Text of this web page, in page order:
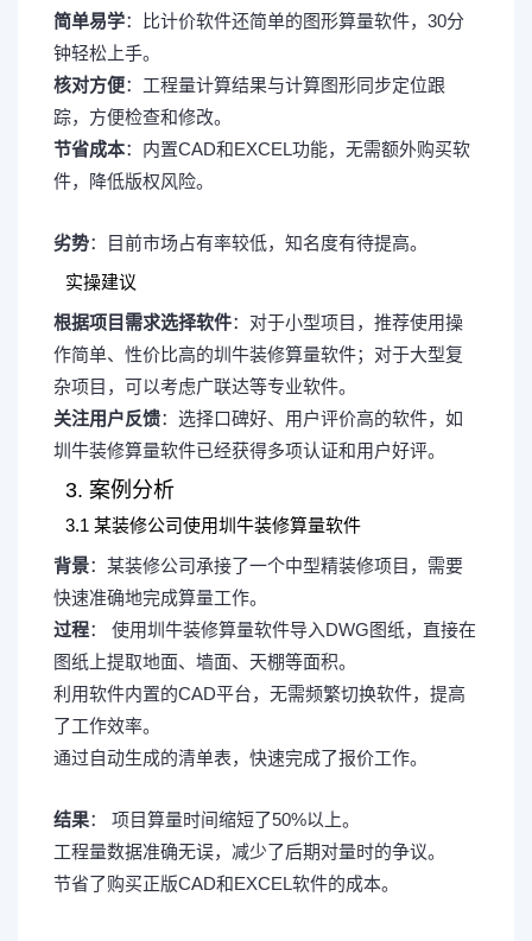
简单易学：比计价软件还简单的图形算量软件，30分
钟轻松上手。
核对方便：工程量计算结果与计算图形同步定位跟
踪，方便检查和修改。
节省成本：内置CAD和EXCEL功能，无需额外购买软
件，降低版权风险。
劣势：目前市场占有率较低，知名度有待提高。
实操建议
根据项目需求选择软件：对于小型项目，推荐使用操
作简单、性价比高的圳牛装修算量软件；对于大型复
杂项目，可以考虑广联达等专业软件。
关注用户反馈：选择口碑好、用户评价高的软件，如
圳牛装修算量软件已经获得多项认证和用户好评。
3. 案例分析
3.1 某装修公司使用圳牛装修算量软件
背景：某装修公司承接了一个中型精装修项目，需要
快速准确地完成算量工作。
过程： 使用圳牛装修算量软件导入DWG图纸，直接在
图纸上提取地面、墙面、天棚等面积。
利用软件内置的CAD平台，无需频繁切换软件，提高
了工作效率。
通过自动生成的清单表，快速完成了报价工作。
结果： 项目算量时间缩短了50%以上。
工程量数据准确无误，减少了后期对量时的争议。
节省了购买正版CAD和EXCEL软件的成本。